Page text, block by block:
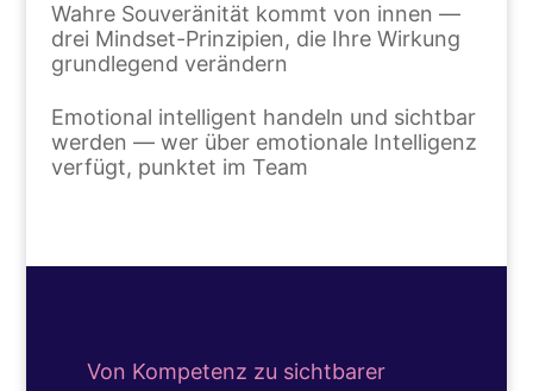
Wahre Souveränität kommt von innen —
drei Mindset-Prinzipien, die Ihre Wirkung
grundlegend verändern
Emotional intelligent handeln und sichtbar
werden — wer über emotionale Intelligenz
verfügt, punktet im Team
Von Kompetenz zu sichtbarer